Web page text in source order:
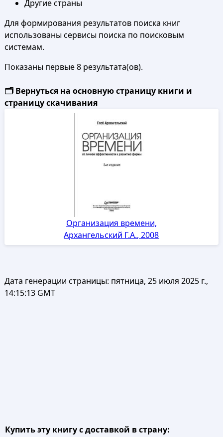
Другие страны
Для формирования результатов поиска книг
использованы сервисы поиска по поисковым
системам.
Показаны первые 8 результата(ов).
🗂️ Вернуться на основную страницу книги и
страницу скачивания
Организация времени,
Архангельский Г.А., 2008
Дата генерации страницы: пятница, 25 июля 2025 г.,
14:15:13 GMT
Купить эту книгу с доставкой в страну: